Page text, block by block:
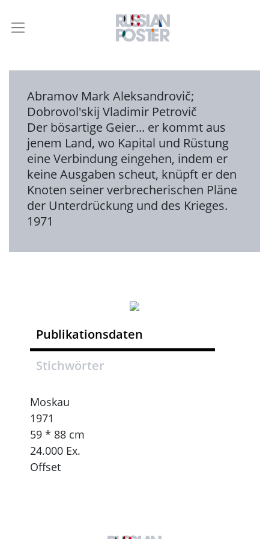
Abramov Mark Aleksandrovič;
Dobrovol'skij Vladimir Petrovič
Der bösartige Geier... er kommt aus
jenem Land, wo Kapital und Rüstung
eine Verbindung eingehen, indem er
keine Ausgaben scheut, knüpft er den
Knoten seiner verbrecherischen Pläne
der Unterdrückung und des Krieges.
1971
Publikationsdaten
Stichwörter
Moskau
1971
59 * 88 cm
24.000 Ex.
Offset